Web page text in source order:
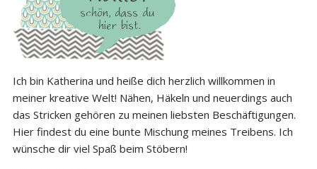
Ich bin Katherina und heiße dich herzlich willkommen in
meiner kreative Welt! Nähen, Häkeln und neuerdings auch
das Stricken gehören zu meinen liebsten Beschäftigungen.
Hier findest du eine bunte Mischung meines Treibens. Ich
wünsche dir viel Spaß beim Stöbern!